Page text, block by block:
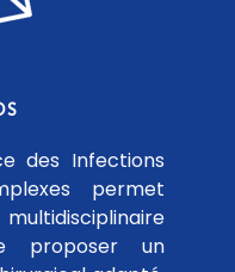
des Infections
permet
proposer un